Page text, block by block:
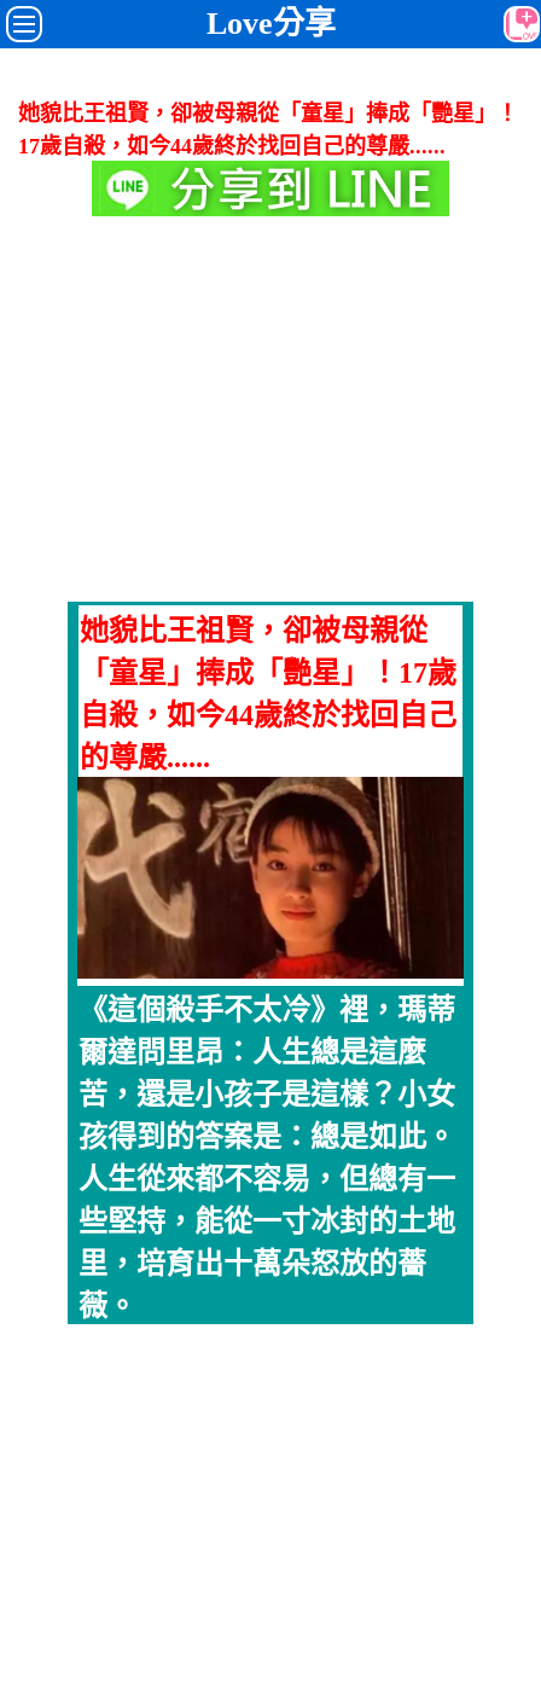
Love分享
她貌比王祖賢，卻被母親從「童星」捧成「艷星」！
17歲自殺，如今44歲終於找回自己的尊嚴......
她貌比王祖賢，卻被母親從
「童星」捧成「艷星」！17歲
自殺，如今44歲終於找回自己
的尊嚴......
《這個殺手不太冷》裡，瑪蒂
爾達問里昂：人生總是這麼
苦，還是小孩子是這樣？小女
孩得到的答案是：總是如此。
人生從來都不容易，但總有一
些堅持，能從一寸冰封的土地
里，培育出十萬朵怒放的薔
薇。